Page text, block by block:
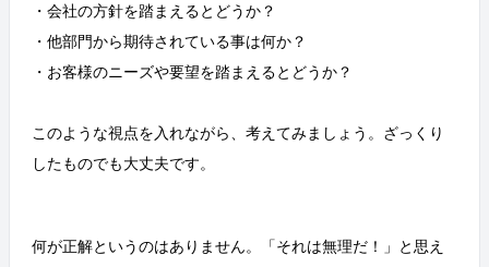
・会社の方針を踏まえるとどうか？
・他部門から期待されている事は何か？
・お客様のニーズや要望を踏まえるとどうか？
このような視点を入れながら、考えてみましょう。ざっくり
したものでも大丈夫です。
何が正解というのはありません。「それは無理だ！」と思え